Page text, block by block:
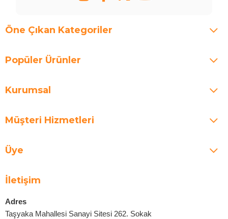
Öne Çıkan Kategoriler
Popüler Ürünler
Kurumsal
Müşteri Hizmetleri
Üye
İletişim
Adres
Taşyaka Mahallesi Sanayi Sitesi 262. Sokak